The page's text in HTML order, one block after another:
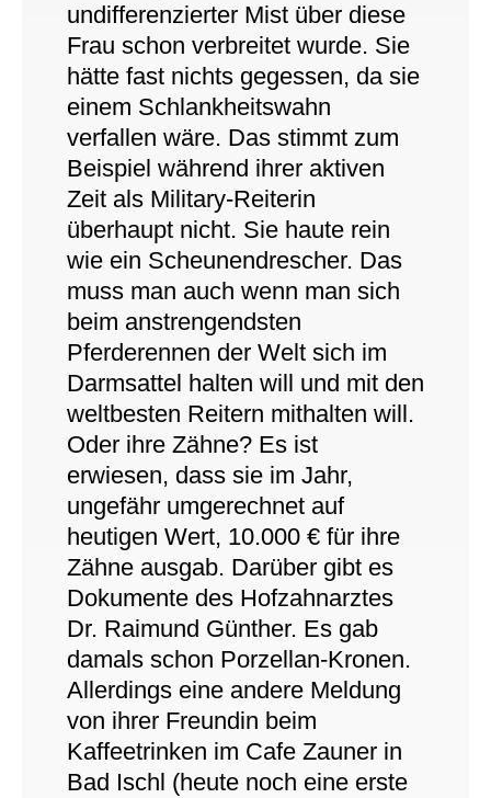
undifferenzierter Mist über diese
Frau schon verbreitet wurde. Sie
hätte fast nichts gegessen, da sie
einem Schlankheitswahn
verfallen wäre. Das stimmt zum
Beispiel während ihrer aktiven
Zeit als Military-Reiterin
überhaupt nicht. Sie haute rein
wie ein Scheunendrescher. Das
muss man auch wenn man sich
beim anstrengendsten
Pferderennen der Welt sich im
Darmsattel halten will und mit den
weltbesten Reitern mithalten will.
Oder ihre Zähne? Es ist
erwiesen, dass sie im Jahr,
ungefähr umgerechnet auf
heutigen Wert, 10.000 € für ihre
Zähne ausgab. Darüber gibt es
Dokumente des Hofzahnarztes
Dr. Raimund Günther. Es gab
damals schon Porzellan-Kronen.
Allerdings eine andere Meldung
von ihrer Freundin beim
Kaffeetrinken im Cafe Zauner in
Bad Ischl (heute noch eine erste